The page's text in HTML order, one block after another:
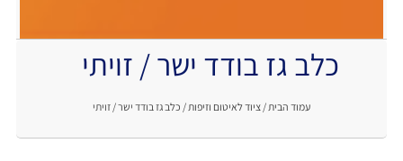
כלב גז בודד ישר / זויתי
עמוד הבית/ ציוד לאיטום וזיפות/ כלב גז בודד ישר / זויתי